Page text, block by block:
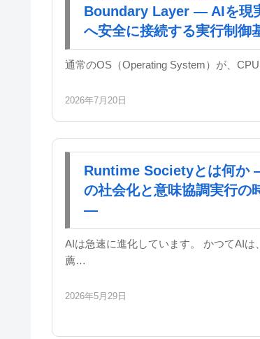
Boundary Layer — AIを現
へ安全に接続する実行制御
通常のOS（Operating System）が、
2026年7月20日
Runtime Societyとは何か
の社会化と意味協調実行の
—
AIは急速に進化しています。 かつてAIは
薦…
2026年5月29日